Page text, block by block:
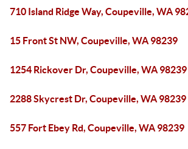
710 Island Ridge Way, Coupeville, WA
15 Front St NW, Coupeville, WA 98239
1254 Rickover Dr, Coupeville, WA 98239
2288 Skycrest Dr, Coupeville, WA 98239
557 Fort Ebey Rd, Coupeville, WA 98239